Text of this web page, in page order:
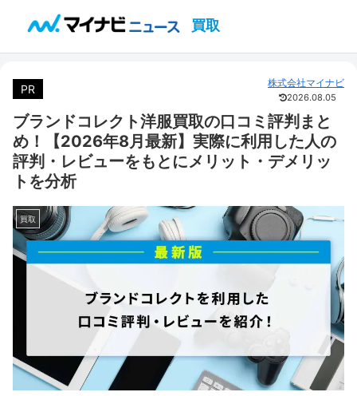
買取
PR 株式会社マイナビ
2026.08.05
ブランドコレクト洋服買取の口コミ評判まと
め！【2026年8月最新】実際に利用した人の
評判・レビューをもとにメリット・デメリッ
トを分析
買取